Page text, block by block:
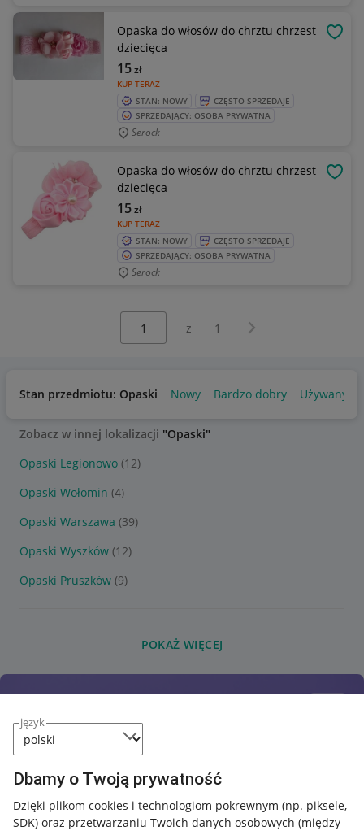
język
Dbamy o Twoją prywatność
Dzięki plikom cookies i technologiom pokrewnym (np. piksele,
SDK) oraz przetwarzaniu Twoich danych osobowych (między
Opaska do włosów do chrztu chrzest
dziecięca
KUP TERAZ
15zł
STAN: NOWY
CZĘSTO SPRZEDAJE
SPRZEDAJĄCY: OSOBA PRYWATNA
Serock
Opaska do włosów do chrztu chrzest
dziecięca
KUP TERAZ
15zł
STAN: NOWY
CZĘSTO SPRZEDAJE
SPRZEDAJĄCY: OSOBA PRYWATNA
Serock
z 1 Następna strona
Stan przedmiotu: Opaski Nowy Bardzo dobry Używany
Zobacz w innej lokalizacji "Opaski"
Opaski Legionowo (12)
Opaski Wołomin (4)
Opaski Warszawa (39)
Opaski Wyszków (12)
Opaski Pruszków (9)
POKAŻ WIĘCEJ